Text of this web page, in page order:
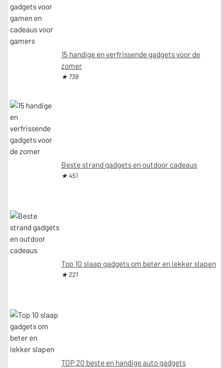
15 handige en verfrissende gadgets voor de
zomer
★ 738
Beste strand gadgets en outdoor cadeaus
★ 451
Top 10 slaap gadgets om beter en lekker slapen
★ 221
TOP 20 beste en handige auto gadgets